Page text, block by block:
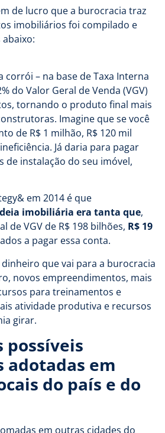
de lucro que a burocracia traz
imobiliários foi compilado e
corrói – na base de Taxa Interna
do Valor Geral de Venda (VGV)
tornando o produto final mais
Imagine que se você
de R$ 1 milhão, R$ 120 mil
Já daria para pagar
de instalação do seu imóvel,
em 2014 é que
imobiliária era tanta que,
de VGV de R$ 198 bilhões, R$ 19
a pagar essa conta.
dinheiro que vai para a burocracia
novos empreendimentos, mais
para treinamentos e
atividade produtiva e recursos
girar.
possíveis
adotadas em
do país e do
em outras cidades do